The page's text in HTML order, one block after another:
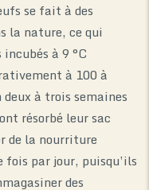
se fait à des
la nature, ce qui
à 9 °C
à 100 à
à trois semaines
résorbé leur sac
de la nourriture
par jour, puisqu’ils
des